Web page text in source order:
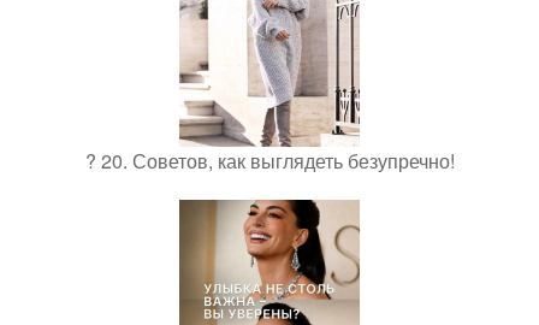
? 20. Советов, как выглядеть безупречно!